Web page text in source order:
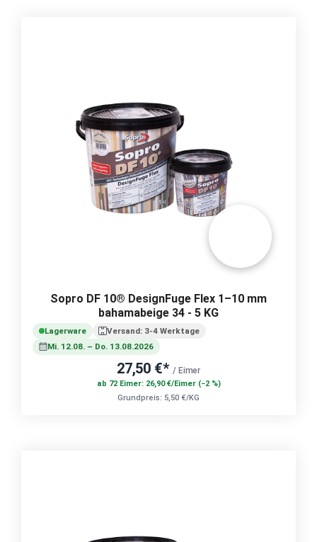
Sopro DF 10® DesignFuge Flex 1–10 mm
bahamabeige 34 - 5 KG
Lagerware
Versand: 3-4 Werktage
Mi. 12.08. – Do. 13.08.2026
27,50 €* / Eimer
ab 72 Eimer: 26,90 €/Eimer (−2 %)
Grundpreis: 5,50 €/KG